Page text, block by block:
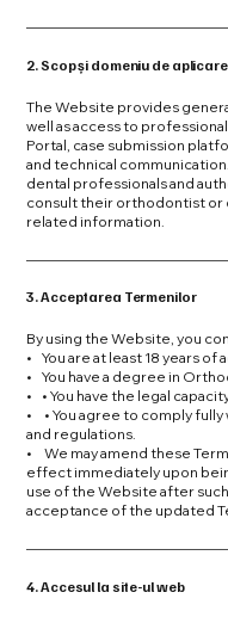
2. Scop și domeniu de aplicare
The Website provides
well as access to
Portal, case submission
and technical
dental professionals and
consult their orthodontist or
related information.
3. Acceptarea Termenilor
By using the Website, you
• You are at least 18 years of
• You have a degree in
• • You have the legal
• • You agree to comply fully
and regulations.
• We may amend these
effect immediately upon
use of the Website after
acceptance of the updated
4. Accesul la site-ul web